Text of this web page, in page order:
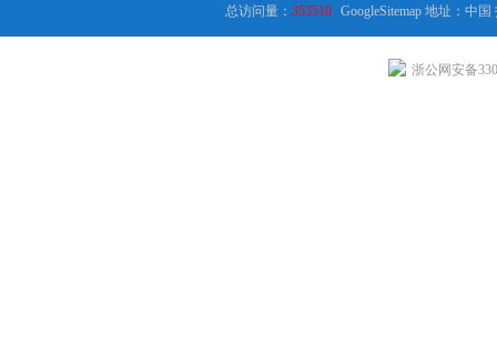
总访问量：353510 GoogleSitemap地址：中国
浙公网安备